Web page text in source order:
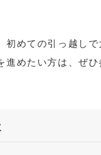
初めての引っ越し
進めたい方は、ぜ